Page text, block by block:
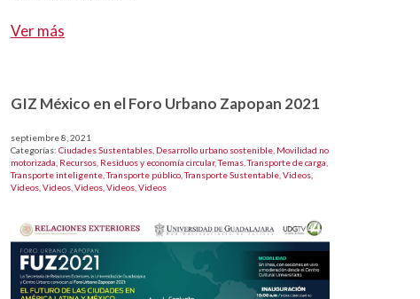
Ver más
GIZ México en el Foro Urbano Zapopan 2021
septiembre 8, 2021
Categorías: Ciudades Sustentables, Desarrollo urbano sostenible, Movilidad no
motorizada, Recursos, Residuos y economía circular,Temas,Transporte de carga,
Transporte inteligente,Transporte público,Transporte Sustentable, Videos,
Videos, Videos, Videos, Videos, Videos